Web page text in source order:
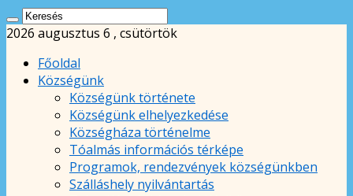
2026 augusztus 6 , csütörtök
Főoldal
Községünk
Községünk története
Községünk elhelyezkedése
Községháza történelme
Tóalmás információs térképe
Programok, rendezvények községünkben
Szálláshely nyilvántartás